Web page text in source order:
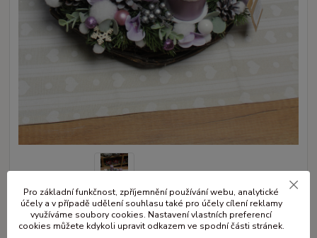
Rozměr : 35 cm Materiál : umělé jehličí a dekorace, látkové stuhy, svíčky
Pro základní funkčnost, zpříjemnění používání webu, analytické
účely a v případě udělení souhlasu také pro účely cílení reklamy
využíváme soubory cookies. Nastavení vlastních preferencí
cookies můžete kdykoli upravit odkazem ve spodní části stránek.